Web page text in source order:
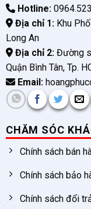
Hotline:
Địa chỉ 1:Khu Phố
Long An
Địa chỉ 2:Đường
Quận Bình Tân, Tp.
Email:
CHĂM SÓC
Chính sách bán
Chính sách bảo
Chính sách đổi